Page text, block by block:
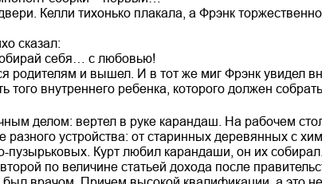
Келли тихонько плакала, а Фрэнк
сказал:
себя… с любовью!
родителям и вышел. И в тот же миг Фрэнк увидел
того внутреннего ребенка, которого должен
делом: вертел в руке карандаш. На рабочем
разного устройства: от старинных деревянных с
пузырьковых. Курт любил карандаши, он их
по величине статьей дохода после